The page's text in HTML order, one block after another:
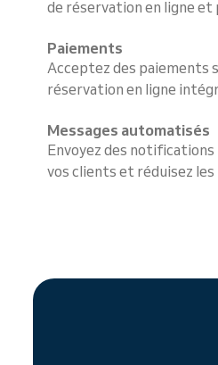
de réservation en ligne et
Paiements
Acceptez des paiements
réservation en ligne
Messages automatisés
Envoyez des notifications
vos clients et réduisez